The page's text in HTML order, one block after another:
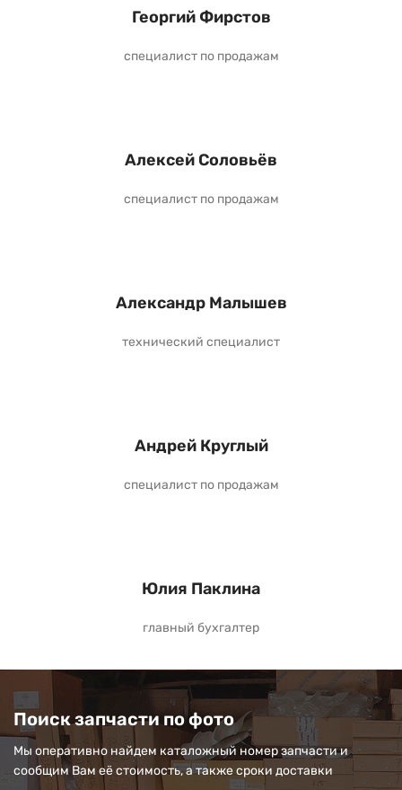
Георгий Фирстов
специалист по продажам
Алексей Соловьёв
специалист по продажам
Александр Малышев
технический специалист
Андрей Круглый
специалист по продажам
Юлия Паклина
главный бухгалтер
Поиск запчасти по фото
Мы оперативно найдем каталожный номер запчасти и
сообщим Вам её стоимость, а также сроки доставки